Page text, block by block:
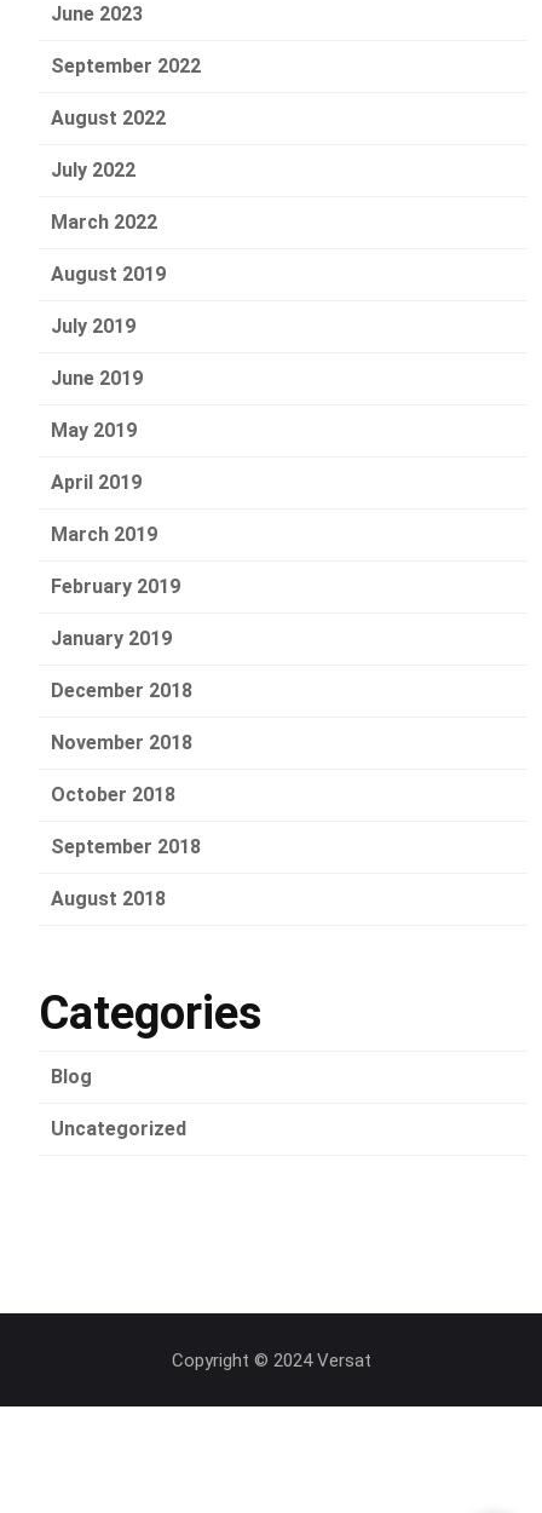
June 2023
September 2022
August 2022
July 2022
March 2022
August 2019
July 2019
June 2019
May 2019
April 2019
March 2019
February 2019
January 2019
December 2018
November 2018
October 2018
September 2018
August 2018
Categories
Blog
Uncategorized
Copyright © 2024 Versat